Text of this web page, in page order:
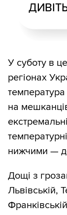
У суботу в
регіонах
на
нижчими —
Дощі з
Львівській,